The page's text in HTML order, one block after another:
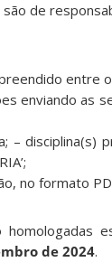
de
entre
enviando as
disciplina(s)
no formato
de 2024.